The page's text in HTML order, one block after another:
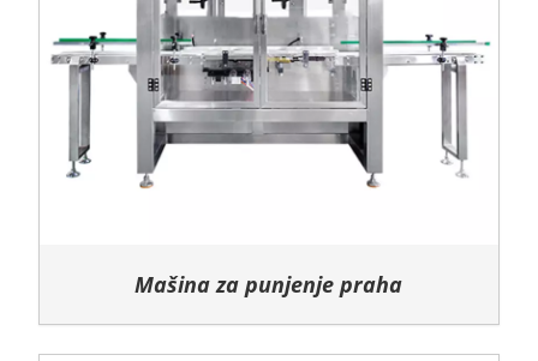
Mašina za punjenje praha